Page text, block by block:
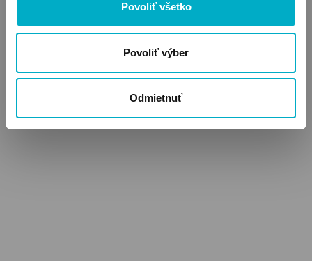
Povoliť všetko
Povoliť výber
Odmietnuť